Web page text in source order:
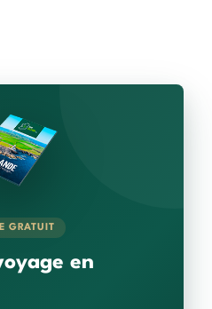
GRATUIT
en